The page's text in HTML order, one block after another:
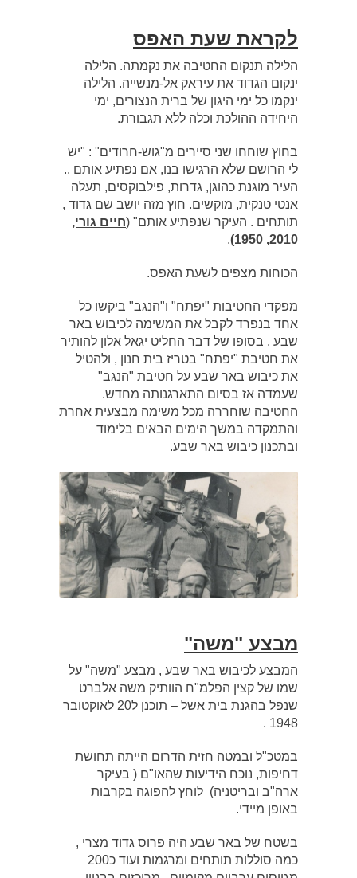
לקראת שעת האפס
הלילה תנקום החטיבה את נקמתה. הלילה
ינקום הגדוד את עיראק אל-מנשייה. הלילה
ינקמו כל ימי היגון של ברית הנצורים, ימי
היחידה ההולכת וכלה ללא תגבורת.
בחוץ שוחחו שני סיירים מ"גוש-חרודים" : "יש
לי הרושם שלא הרגישו בנו, אם נפתיע אותם ..
העיר מוגנת כהוגן, גדרות, פילבוקסים, תעלה
אנטי טנקית, מוקשים. חוץ מזה יושב שם גדוד ,
תותחים . העיקר שנפתיע אותם" (חיים גורי,
2010, 1950)
.
הכוחות מצפים לשעת האפס.
מפקדי החטיבות "יפתח" ו"הנגב" ביקשו כל
אחד בנפרד לקבל את המשימה לכיבוש באר
שבע . בסופו של דבר החליט יגאל אלון להותיר
את חטיבת "יפתח" בטריז בית חנון , ולהטיל
את כיבוש באר שבע על חטיבת "הנגב"
שעמדה אז בסיום התארגנותה מחדש.
החטיבה שוחררה מכל משימה מבצעית אחרת
והתמקדה במשך הימים הבאים בלימוד
ובתכנון כיבוש באר שבע.
מבצע "משה"
המבצע לכיבוש באר שבע , מבצע "משה" על
שמו של קצין הפלמ"ח הוותיק משה אלברט
שנפל בהגנת בית אשל – תוכנן ל20 לאוקטובר
1948 .
במטכ"ל ובמטה חזית הדרום הייתה תחושת
דחיפות, נוכח הידיעות שהאו"ם ( בעיקר
ארה"ב ובריטניה) לוחץ להפוגה בקרבות
באופן מיידי.
בשטח של באר שבע היה פרוס גדוד מצרי ,
כמה סוללות תותחים ומרגמות ועוד כ200